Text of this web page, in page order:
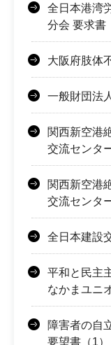
全日本港湾
分会 要求書
大阪府肢体
一般財団法
関西新空港
交流センタ
関西新空港
交流センタ
全日本建設
平和と民主
なかまユニ
障害者の自
要望書（1）